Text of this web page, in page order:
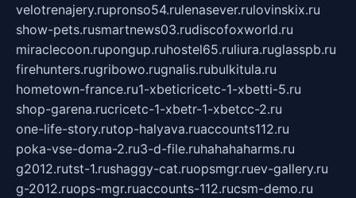
velotrenajery.rupronso54.rulenasever.rulovinskix.ru
show-pets.rusmartnews03.rudiscofoxworld.ru
miraclecoon.rupongup.ruhostel65.ruliura.ruglasspb.ru
firehunters.rugribowo.rugnalis.rubulkitula.ru
hometown-france.ru1-xbeticricetc-1-xbetti-5.ru
shop-garena.rucricetc-1-xbetr-1-xbetcc-2.ru
one-life-story.rutop-halyava.ruaccounts112.ru
poka-vse-doma-2.ru3-d-file.ruhahahaharms.ru
g2012.rutst-1.rushaggy-cat.ruopsmgr.ruev-gallery.ru
g-2012.ruops-mgr.ruaccounts-112.rucsm-demo.ru